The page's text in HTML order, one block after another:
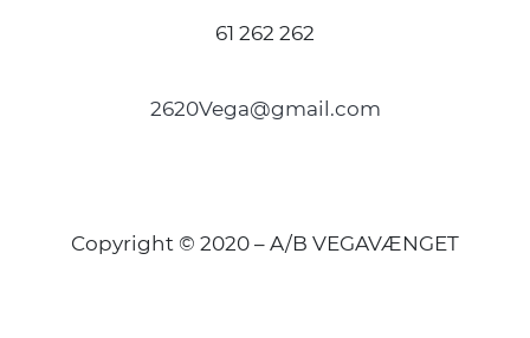
61 262 262
2620Vega@gmail.com
Copyright © 2020 – A/B VEGAVÆNGET